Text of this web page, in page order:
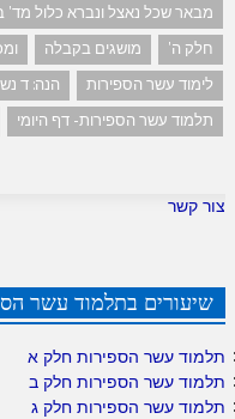
מבאר שכל נאצל ונברא כלול מד'
חלק ה'
מושגים בקבלה
לימוד עשר הספירות
הנה: ד
תלמוד עשר הספירות- דף היומי
צור קשר
שיעורים בתלמוד עשר
תלמוד עשר הספירות חלק א
תלמוד עשר הספירות חלק ב
תלמוד עשר הספירות חלק ג